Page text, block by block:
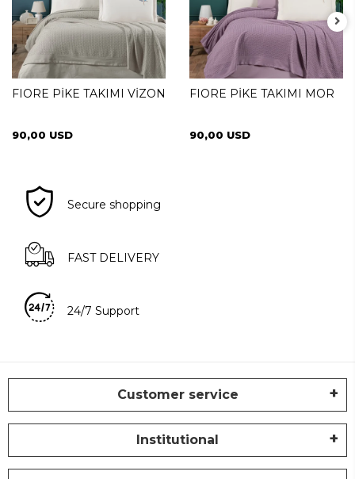
FIORE PİKE TAKIMI VİZON
90,00 USD
FIORE PİKE TAKIMI MOR
90,00 USD
Secure shopping
FAST DELIVERY
24/7 Support
Customer service
Institutional